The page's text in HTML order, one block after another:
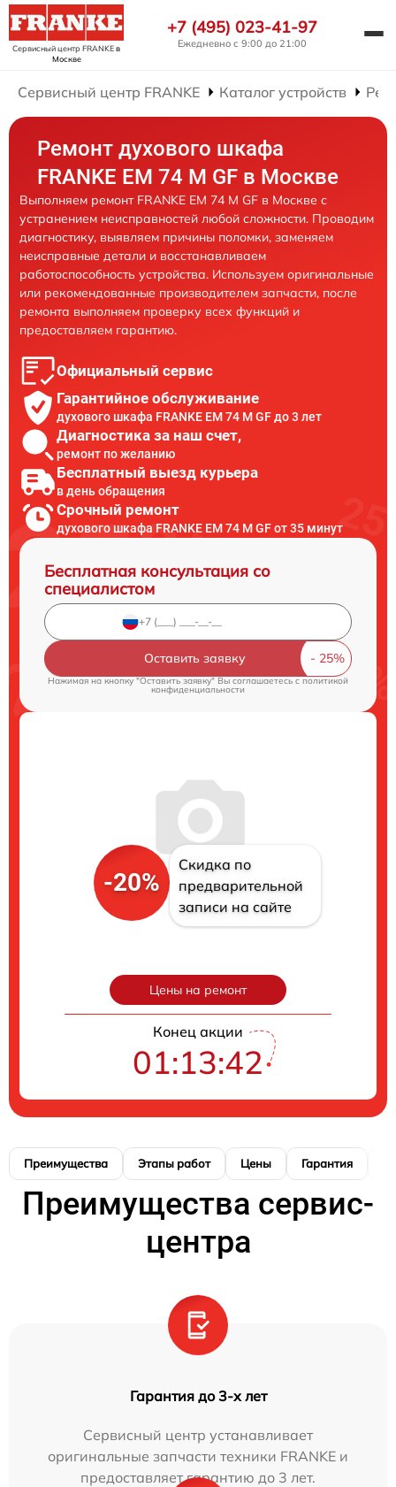
Сервисный центр FRANKEв
Москве
+7 (495) 023-41-97
Ежедневно с 9:00 до 21:00
Сервисный центр FRANKE Каталог устройств
Ремонт духового шкафа
FRANKE EM 74 M GF в Москве
Выполняем ремонт FRANKE EM 74 M GF в Москве с
устранением неисправностей любой сложности. Проводим
диагностику, выявляем причины поломки, заменяем
неисправные детали и восстанавливаем
работоспособность устройства. Используем оригинальные
или рекомендованные производителем запчасти, после
ремонта выполняем проверку всех функций и
предоставляем гарантию.
Официальный сервис
Гарантийное обслуживание
духового шкафа FRANKE EM 74 M GF до 3 лет
Диагностика за наш счет,
ремонт по желанию
Бесплатный выезд курьера
в день обращения
Срочный ремонт
духового шкафа FRANKE EM 74 M GF от 35 минут
Бесплатная консультация со
специалистом
Оставить заявку
Нажимая на кнопку "Оставить заявку" Вы соглашаетесь cполитикой
конфиденциальности
-20%
Скидка по
предварительной
записи на сайте
Цены на ремонт
Конец акции
01:13:41
Преимущества Этапы работ Цены Гарантия
Преимущества сервис-
центра
Гарантия до 3-х лет
Сервисный центр устанавливает
оригинальные запчасти техники FRANKE и
предоставляет гарантию до 3 лет.